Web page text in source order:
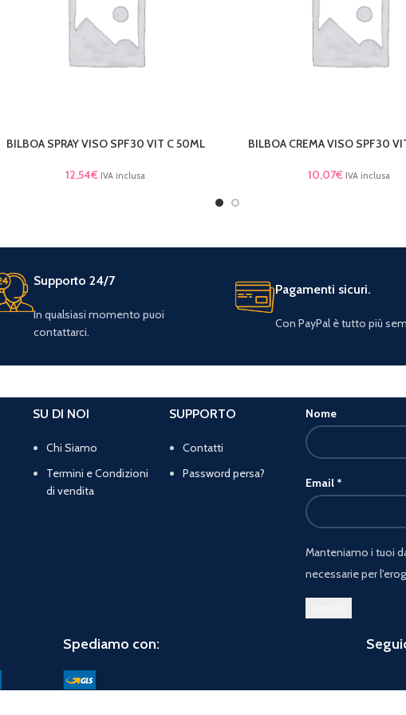
LEGGI TUTTO
BILBOA SPRAY VISO SPF30 VIT C 50ML
12,54€ IVA inclusa
LEGGI TUTTO
BILBOA CREMA VISO SPF30
10,07€ IVA inclusa
Supporto 24/7
In qualsiasi momento puoi
contattarci.
Pagamenti sicuri.
Con PayPal è tutto più
SU DI NOI
Chi Siamo
Termini e Condizioni
di vendita
SUPPORTO
Contatti
Password persa?
Nome
Email *
Manteniamo i tuoi
necessarie per
Spediamo con: